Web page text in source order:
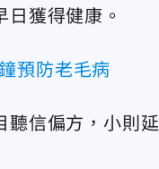
獲得健康。
預防老毛病
聽信偏方，小則延